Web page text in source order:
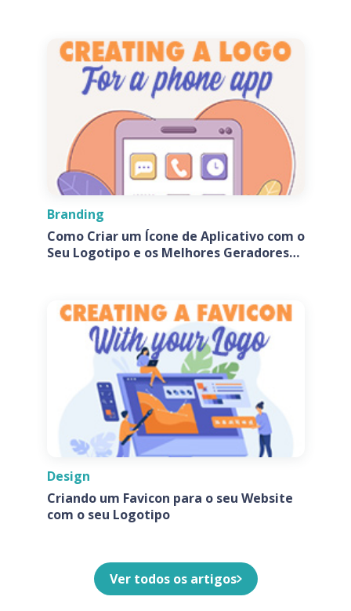
Branding
Como Criar um Ícone de Aplicativo com o
Seu Logotipo e os Melhores Geradores
Design
Criando um Favicon para o seu Website
com o seu Logotipo
Ver todos os artigos